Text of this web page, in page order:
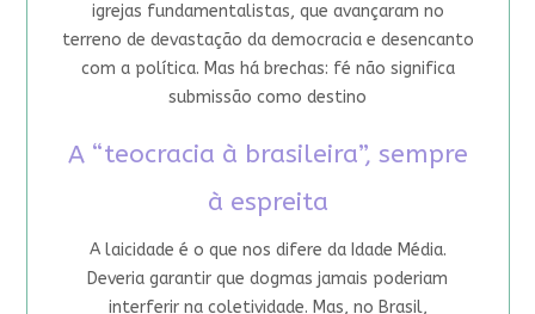
igrejas fundamentalistas, que avançaram no
terreno de devastação da democracia e desencanto
com a política. Mas há brechas: fé não significa
submissão como destino
A “teocracia à brasileira”, sempre
à espreita
A laicidade é o que nos difere da Idade Média.
Deveria garantir que dogmas jamais poderiam
interferir na coletividade. Mas, no Brasil,